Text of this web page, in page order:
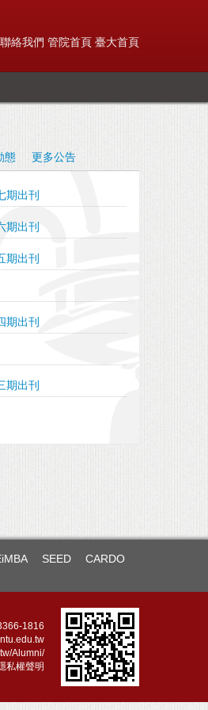
聯絡我們 管院首頁 臺大首頁
態 更多公告
期出刊
期出刊
期出刊
期出刊
期出刊
SEED CARDO
1816
Alumni/
私權聲明